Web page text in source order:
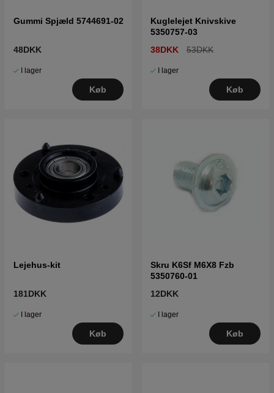
Gummi Spjæld 5744691-02
48DKK
I lager
Køb
Kuglelejet Knivskive
5350757-03
38DKK
53DKK
I lager
Køb
Lejehus-kit
181DKK
I lager
Køb
Skru K6Sf M6X8 Fzb
5350760-01
12DKK
I lager
Køb